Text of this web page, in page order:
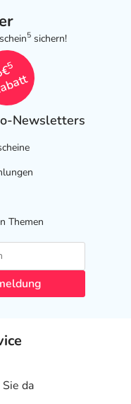
5 sichern!
5
Newsletters
Themen
da